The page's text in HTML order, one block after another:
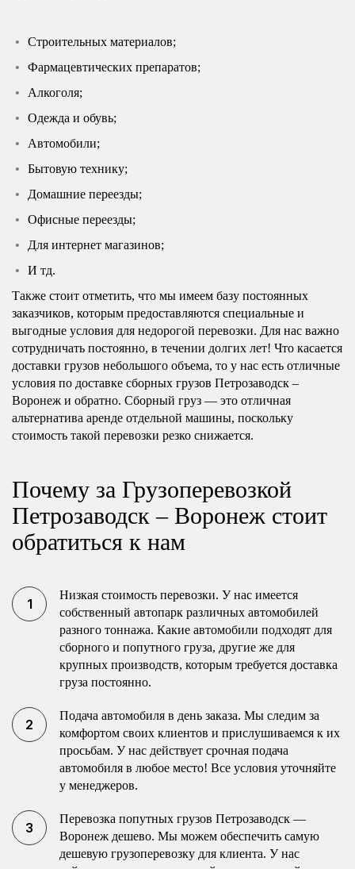
Строительных материалов;
Фармацевтических препаратов;
Алкоголя;
Одежда и обувь;
Автомобили;
Бытовую технику;
Домашние переезды;
Офисные переезды;
Для интернет магазинов;
И тд.
Также стоит отметить, что мы имеем базу постоянных
заказчиков, которым предоставляются специальные и
выгодные условия для недорогой перевозки. Для нас важно
сотрудничать постоянно, в течении долгих лет! Что касается
доставки грузов небольшого объема, то у нас есть отличные
условия по доставке сборных грузов Петрозаводск –
Воронеж и обратно. Сборный груз — это отличная
альтернатива аренде отдельной машины, поскольку
стоимость такой перевозки резко снижается.
Почему за Грузоперевозкой
Петрозаводск – Воронеж стоит
обратиться к нам
Низкая стоимость перевозки. У нас имеется
собственный автопарк различных автомобилей
разного тоннажа. Какие автомобили подходят для
сборного и попутного груза, другие же для
крупных производств, которым требуется доставка
груза постоянно.
Подача автомобиля в день заказа. Мы следим за
комфортом своих клиентов и прислушиваемся к их
просьбам. У нас действует срочная подача
автомобиля в любое место! Все условия уточняйте
у менеджеров.
Перевозка попутных грузов Петрозаводск —
Воронеж дешево. Мы можем обеспечить самую
дешевую грузоперевозку для клиента. У нас